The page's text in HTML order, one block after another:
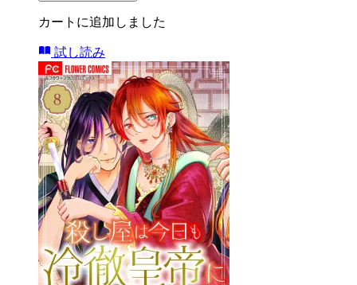
カートに追加しました
試し読み